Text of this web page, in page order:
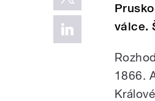
válce.
1866.